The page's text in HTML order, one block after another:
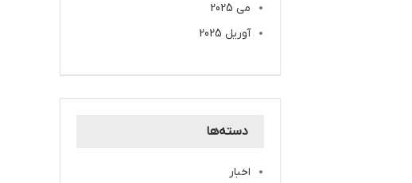
می 2025
آوریل 2025
دسته‌ها
اخبار